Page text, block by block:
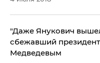
​"Даже Янукович
сбежавший
Медведевым